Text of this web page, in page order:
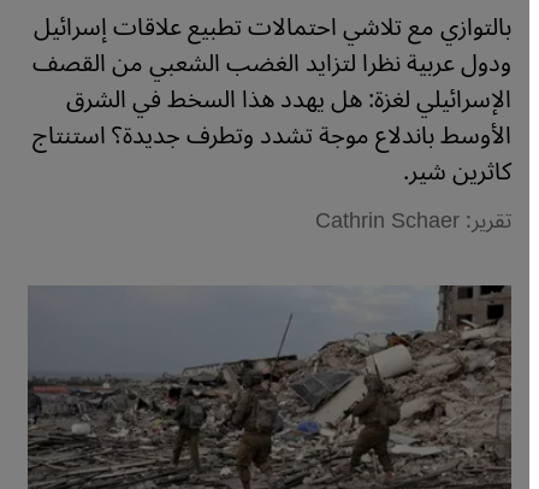
بالتوازي مع تلاشي احتمالات تطبيع علاقات إسرائيل
ودول عربية نظرا لتزايد الغضب الشعبي من القصف
الإسرائيلي لغزة: هل يهدد هذا السخط في الشرق
الأوسط باندلاع موجة تشدد وتطرف جديدة؟ استنتاج
كاثرين شير.
تقرير: Cathrin Schaer